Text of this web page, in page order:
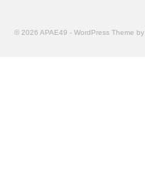
© 2026 APAE49 - WordPress Theme by